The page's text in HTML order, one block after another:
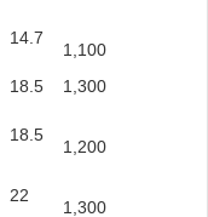
14.7
1,100
18.5 1,300
18.5
1,200
22
1,300